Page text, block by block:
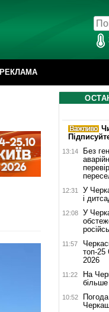
РЕКЛАМА
13:14
Без
12:31
У
і
12:08
У
11:57
топ-25
2026
11:22
На
10:52